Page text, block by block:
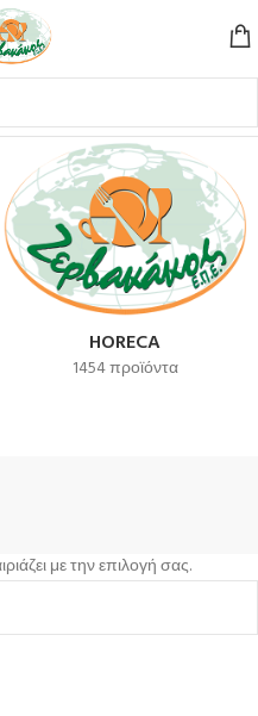
HORECA
1454 προϊόντα
με την επιλογή σας.